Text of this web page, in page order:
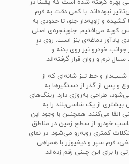
بهره گرفته شده است که یقینا در
نبوده‌اند. با کمی دقت به فرم
و زاویه‌دار جلو، تا حدودی به
کوپه می‌افتیم. جلوپنجره‌ی اصلی
یادآور دماغه‌ی بنز است. روی درِ
خودرو نیز روی بدنه و
نرم و روان قرار گرفته‌اند.
و خط تیز شانه‌ای که از
و پس از گذر از دستگیر‌ها به
طراحی به‌روزی دارد. رینگ‌های
اینچی حس بیشتری از یک شاسی‌بلند را به
القا می‌کنند. همچنین با وجود این
خودرو از سطح زمین در مناطق
کمتری روبه‌رو می‌شود. در نمای
فرم سپر و دیفیوزر با همراهی
را برای این چینی رقم زده‌اند.